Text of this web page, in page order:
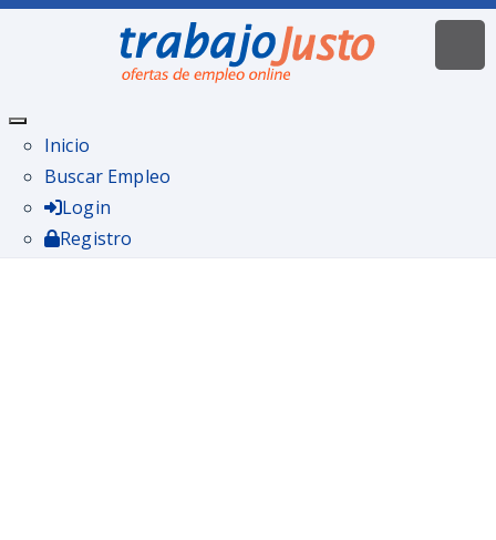
Inicio
Buscar Empleo
Login
Registro